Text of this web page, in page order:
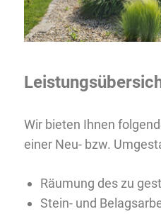
Wir bieten Ihnen
einer Neu- bzw.
Räumung des zu
Stein- und